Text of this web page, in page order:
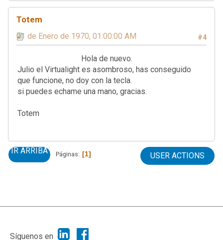
Totem
#4
01 de Enero de 1970, 01:00:00 AM
Hola de nuevo.
Julio el Virtualight es asombroso, has conseguido
que funcione, no doy con la tecla.
si puedes echame una mano, gracias.
Totem
IR ARRIBA Páginas 1 USER ACTIONS
Síguenos en